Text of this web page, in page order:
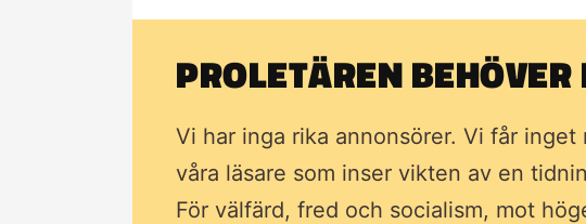
PROLETÄREN
Vi har inga rika annonsörer. Vi får
våra läsare som inser vikten av en
För välfärd, fred och socialism, mot